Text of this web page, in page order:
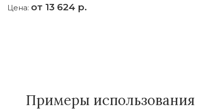
Цена: от 13 624 р.
Примеры использования